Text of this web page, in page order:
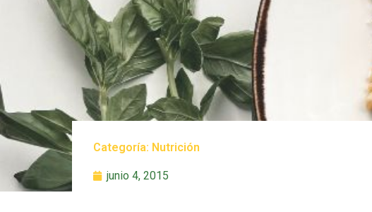
Categoría: Nutrición
junio 4, 2015